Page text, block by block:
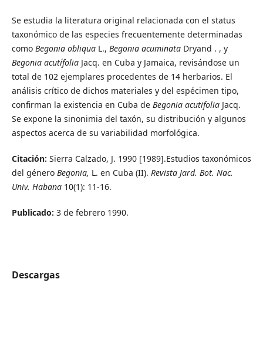
Se estudia la literatura original relacionada con el status
taxonómico de las especies frecuentemente determinadas
como Begonia obliquaL., Begonia acuminataDryand . , y
Begonia acutífoliaJacq. en Cuba y Jamaica, revisándose un
total de 102 ejemplares procedentes de 14 herbarios. El
análisis crítico de dichos materiales y del espécimen tipo,
confirman la existencia en Cuba de Begonia acutifoliaJacq.
Se expone la sinonimia del taxón, su distribución y algunos
aspectos acerca de su variabilidad morfológica.
Citación: Sierra Calzado, J. 1990 [1989].Estudios taxonómicos
del género Begonia, L. en Cuba (II). Revista Jard. Bot. Nac.
Univ. Habana 10(1): 11-16.
Publicado: 3 de febrero 1990.
Descargas